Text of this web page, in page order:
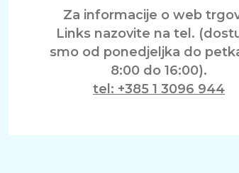
Za informacije o web
Links nazovite na tel.
smo od ponedjeljka do
8:00 do 16:00).
tel: +385 1 3096 944